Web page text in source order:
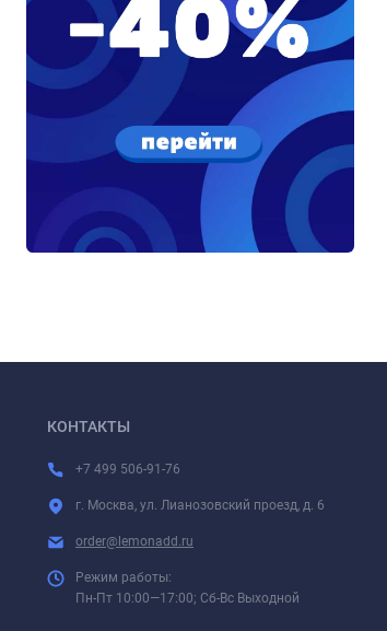
КОНТАКТЫ
+7 499 506-91-76
г. Москва, ул. Лианозовский проезд, д. 6
order@lemonadd.ru
Режим работы:
Пн-Пт 10:00—17:00; Сб-Вс Выходной